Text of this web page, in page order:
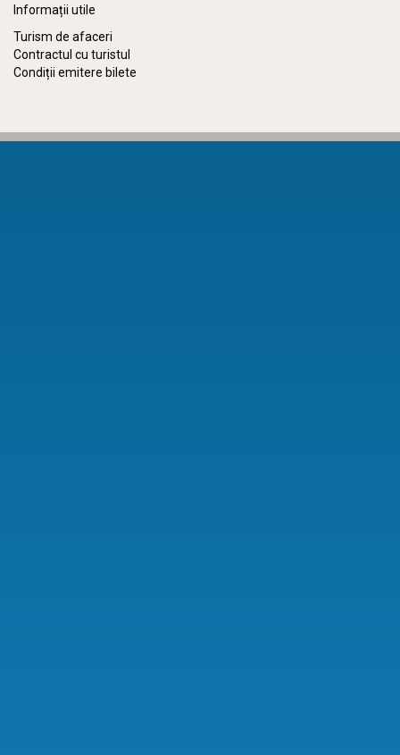
Informații utile
Turism de afaceri
Contractul cu turistul
Condiții emitere bilete